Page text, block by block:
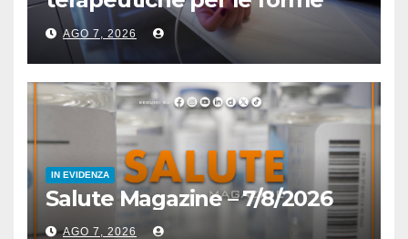
acute
AGO 7, 2026
IN EVIDENZA
Salute Magazine – 7/8/2026
AGO 7, 2026